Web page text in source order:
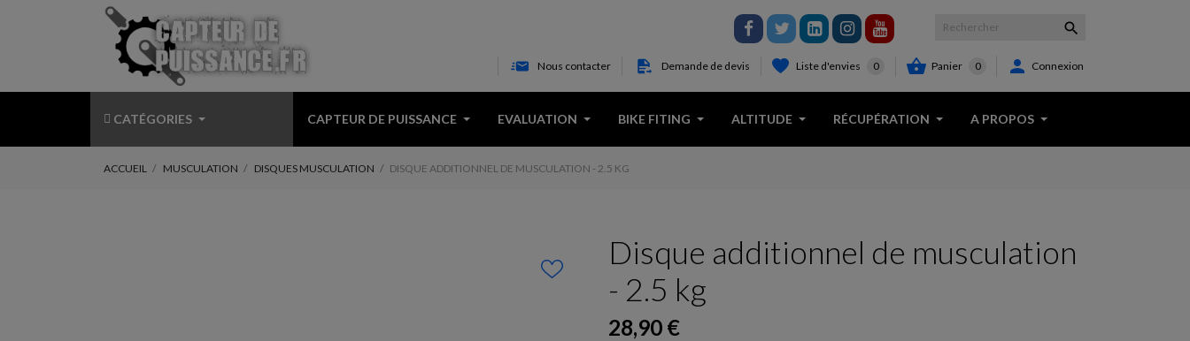

Nous contacter Demande de devis Liste d'envies 0  Panier 0  Connexion
CATÉGORIES CAPTEUR DE PUISSANCE EVALUATION BIKE FITING ALTITUDE RÉCUPÉRATION A PROPOS
ACCUEIL MUSCULATION DISQUES MUSCULATION DISQUE ADDITIONNEL DE MUSCULATION - 2.5 KG
Disque additionnel de musculation
- 2.5 kg
28,90 €